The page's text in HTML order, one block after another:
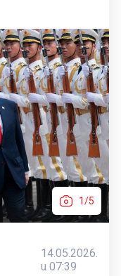
1/5
14.05.2026.
u 07:39